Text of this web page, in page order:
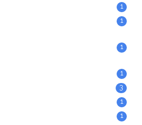
1
1
1
1
3
1
1